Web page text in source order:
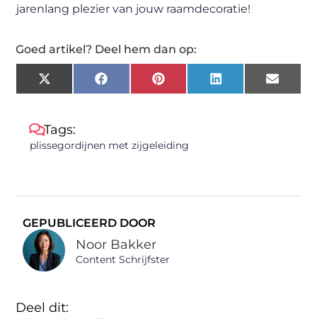
jarenlang plezier van jouw raamdecoratie!
Goed artikel? Deel hem dan op:
X
(Twitter)
Facebook Pinterest LinkedIn Email
Tags:
plissegordijnen met zijgeleiding
GEPUBLICEERD DOOR
Noor Bakker
Content Schrijfster
Deel dit: